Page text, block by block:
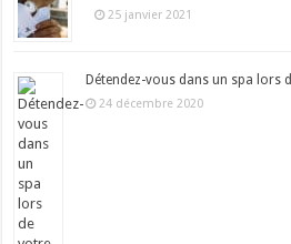
25 janvier 2021
Détendez-vous dans un spa lors
24 décembre 2020